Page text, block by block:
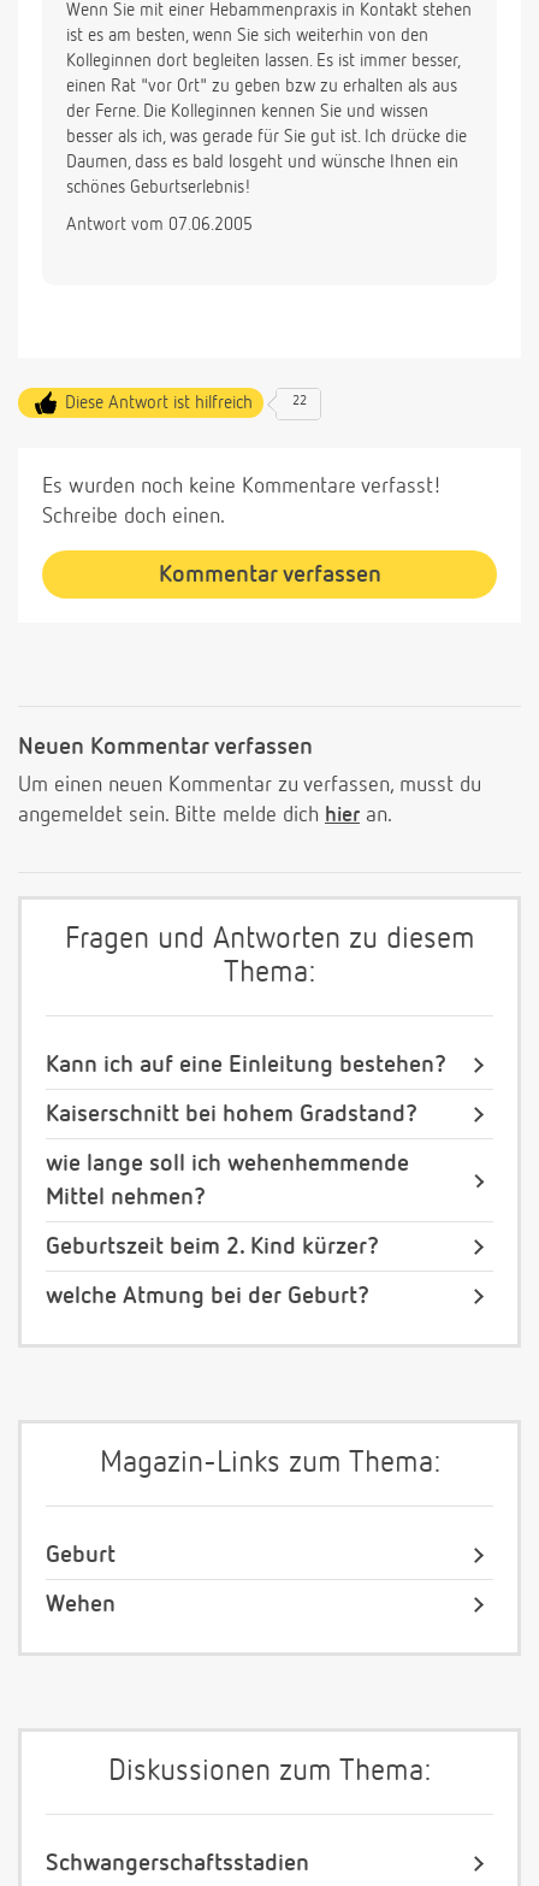
Wenn Sie mit einer Hebammenpraxis in Kontakt stehen
ist es am besten, wenn Sie sich weiterhin von den
Kolleginnen dort begleiten lassen. Es ist immer besser,
einen Rat "vor Ort" zu geben bzw zu erhalten als aus
der Ferne. Die Kolleginnen kennen Sie und wissen
besser als ich, was gerade für Sie gut ist. Ich drücke die
Daumen, dass es bald losgeht und wünsche Ihnen ein
schönes Geburtserlebnis!
Antwort vom 07.06.2005
Diese Antwort ist hilfreich 22
Es wurden noch keine Kommentare verfasst!
Schreibe doch einen.
Kommentar verfassen
Neuen Kommentar verfassen
Um einen neuen Kommentar zu verfassen, musst du
angemeldet sein. Bitte melde dich hier an.
Fragen und Antworten zu diesem
Thema:
Kann ich auf eine Einleitung bestehen?
Kaiserschnitt bei hohem Gradstand?
wie lange soll ich wehenhemmende
Mittel nehmen?
Geburtszeit beim 2. Kind kürzer?
welche Atmung bei der Geburt?
Magazin-Links zum Thema:
Geburt
Wehen
Diskussionen zum Thema:
Schwangerschaftsstadien